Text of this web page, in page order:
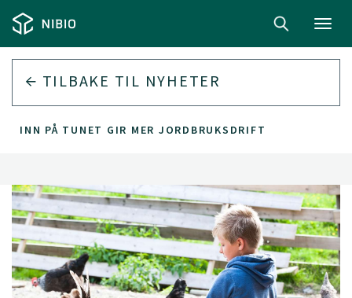
TILBAKE TIL NYHETER
INN PÅ TUNET GIR MER JORDBRUKSDRIFT